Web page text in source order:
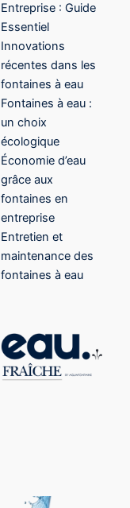
Entreprise : Guide
Essentiel
Innovations
récentes dans les
fontaines à eau
Fontaines à eau :
un choix
écologique
Économie d’eau
grâce aux
fontaines en
entreprise
Entretien et
maintenance des
fontaines à eau